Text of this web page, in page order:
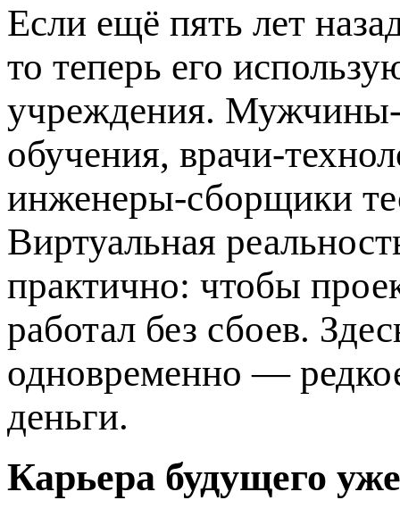
Если ещё пять лет
то теперь его
учреждения. Мужчины-
обучения, врачи-
инженеры-сборщики
Виртуальная
практично: чтобы
работал без сбоев.
одновременно —
деньги.
Карьера будущего